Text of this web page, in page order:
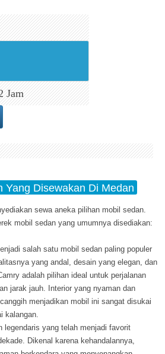
Jam
Yang Disewakan Di Medan
sewa aneka pilihan mobil sedan.
mobil sedan yang umumnya disediakan:
salah satu mobil sedan paling populer
yang andal, desain yang elegan, dan
adalah pilihan ideal untuk perjalanan
jarak jauh. Interior yang nyaman dan
menjadikan mobil ini sangat disukai
kalangan.
legendaris yang telah menjadi favorit
Dikenal karena kehandalannya,